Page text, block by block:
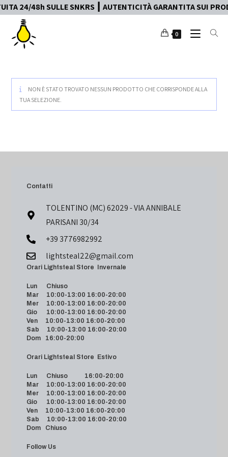
48h SULLE SNKRS ┃ AUTENTICITÀ GARANTITA SUI
0
NON È STATO TROVATO NESSUN PRODOTTO CHE CORRISPONDE ALLA
TUA SELEZIONE.
Contatti
TOLENTINO (MC) 62029 - VIA ANNIBALE
PARISANI 30/34
+39 3776982992
lightsteal22@gmail.com
Orari Lightsteal Store Invernale
Lun Chiuso
Mar 10:00-13:00 16:00-20:00
Mer 10:00-13:00 16:00-20:00
Gio 10:00-13:00 16:00-20:00
Ven 10:00-13:00 16:00-20:00
Sab 10:00-13:00 16:00-20:00
Dom 16:00-20:00
Orari Lightsteal Store Estivo
Lun Chiuso 16:00-20:00
Mar 10:00-13:00 16:00-20:00
Mer 10:00-13:00 16:00-20:00
Gio 10:00-13:00 16:00-20:00
Ven 10:00-13:00 16:00-20:00
Sab 10:00-13:00 16:00-20:00
Dom Chiuso
Follow Us